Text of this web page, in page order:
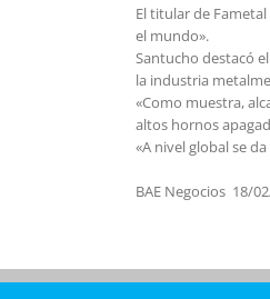
El titular de
el mundo».
Santucho destacó
la industria
«Como muestra,
altos hornos
«A nivel global se
BAE Negocios 18/